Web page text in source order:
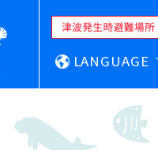
LANGUAGE